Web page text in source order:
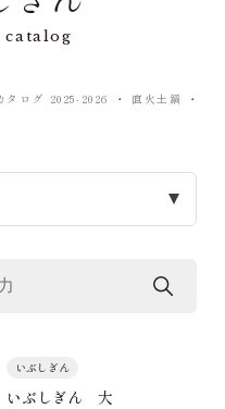
catalog
タログ 2025-2026 ・ 直火土鍋 ・
いぶしぎん
いぶしぎん 大